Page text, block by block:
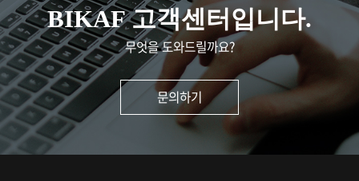
BIKAF 고객센터입니다.
무엇을 도와드릴까요?
문의하기